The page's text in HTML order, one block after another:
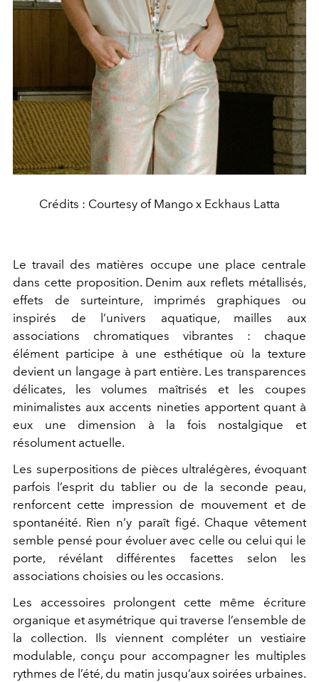
Crédits : Courtesy of Mango x Eckhaus Latta
Le travail des matières occupe une place centrale
dans cette proposition. Denim aux reflets métallisés,
effets de surteinture, imprimés graphiques ou
inspirés de l’univers aquatique, mailles aux
associations chromatiques vibrantes : chaque
élément participe à une esthétique où la texture
devient un langage à part entière. Les transparences
délicates, les volumes maîtrisés et les coupes
minimalistes aux accents nineties apportent quant à
eux une dimension à la fois nostalgique et
résolument actuelle.
Les superpositions de pièces ultralégères, évoquant
parfois l’esprit du tablier ou de la seconde peau,
renforcent cette impression de mouvement et de
spontanéité. Rien n’y paraît figé. Chaque vêtement
semble pensé pour évoluer avec celle ou celui qui le
porte, révélant différentes facettes selon les
associations choisies ou les occasions.
Les accessoires prolongent cette même écriture
organique et asymétrique qui traverse l’ensemble de
la collection. Ils viennent compléter un vestiaire
modulable, conçu pour accompagner les multiples
rythmes de l’été, du matin jusqu’aux soirées urbaines.